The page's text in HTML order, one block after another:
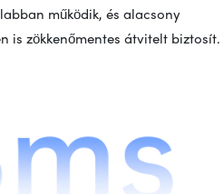
működik, és alacsony
is zökkenőmentes átvitelt biztosít.